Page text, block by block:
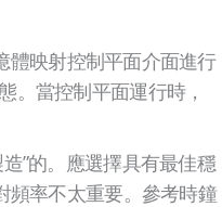
體映射控制平面介面進行
。當控制平面運行時，
”的。應選擇具有最佳穩
頻率不太重要。參考時鐘